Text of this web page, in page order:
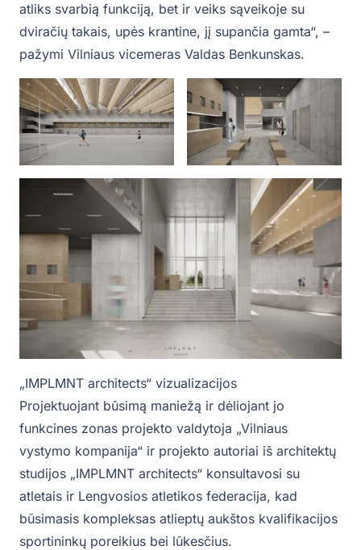
atliks svarbią funkciją, bet ir veiks sąveikoje su
dviračių takais, upės krantine, jį supančia gamta“, –
pažymi Vilniaus vicemeras Valdas Benkunskas.
„IMPLMNT architects“ vizualizacijos
Projektuojant būsimą maniežą ir dėliojant jo
funkcines zonas projekto valdytoja „Vilniaus
vystymo kompanija“ ir projekto autoriai iš architektų
studijos „IMPLMNT architects“ konsultavosi su
atletais ir Lengvosios atletikos federacija, kad
būsimasis kompleksas atlieptų aukštos kvalifikacijos
sportininkų poreikius bei lūkesčius.